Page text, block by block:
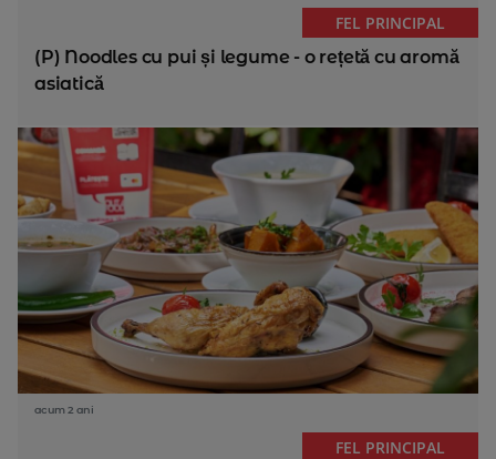
FEL PRINCIPAL
(P) Noodles cu pui și legume - o rețetă cu aromă
asiatică
acum 2 ani
FEL PRINCIPAL